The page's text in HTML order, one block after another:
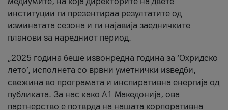
институции ги презентираа резултатите од
изминатата сезона и ги најавија заедничките
планови за наредниот период.
„2025 година беше извонредна година за ‘Охридско
лето’, исполнета со врвни уметнички изведби,
свежина во програмата и инспиративна енергија од
публиката. За нас како A1 Македонија, ова
партнерство е потврда на нашата корпоративна